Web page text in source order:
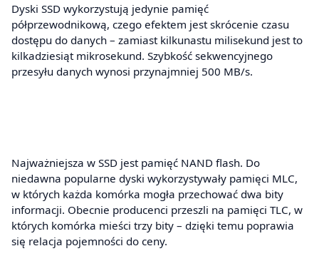
Dyski SSD wykorzystują jedynie pamięć
półprzewodnikową, czego efektem jest skrócenie czasu
dostępu do danych – zamiast kilkunastu milisekund jest to
kilkadziesiąt mikrosekund. Szybkość sekwencyjnego
przesyłu danych wynosi przynajmniej 500 MB/s.
Najważniejsza w SSD jest pamięć NAND flash. Do
niedawna popularne dyski wykorzystywały pamięci MLC,
w których każda komórka mogła przechować dwa bity
informacji. Obecnie producenci przeszli na pamięci TLC, w
których komórka mieści trzy bity – dzięki temu poprawia
się relacja pojemności do ceny.